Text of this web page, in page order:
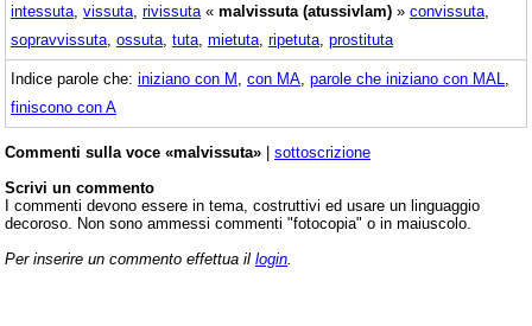
intessuta vissuta rivissuta « malvissuta (atussivlam) » convissuta
sopravvissuta ossuta tuta mietuta ripetuta prostituta
Indice parole che: iniziano con M con MA parole che iniziano con MAL
finiscono con A
Commenti sulla voce «malvissuta» | sottoscrizione
Scrivi un commento
I commenti devono essere in tema, costruttivi ed usare un linguaggio
decoroso. Non sono ammessi commenti "fotocopia" o in maiuscolo.
Per inserire un commento effettua il login